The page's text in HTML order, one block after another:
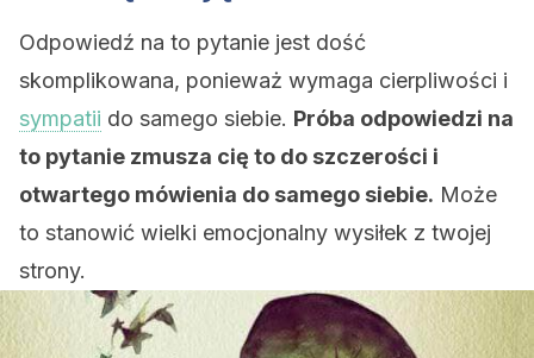
Odpowiedź na to pytanie jest dość
skomplikowana, ponieważ wymaga cierpliwości i
sympatii do samego siebie. Próba odpowiedzi na
to pytanie zmusza cię to do szczerości i
otwartego mówienia do samego siebie. Może
to stanowić wielki emocjonalny wysiłek z twojej
strony.